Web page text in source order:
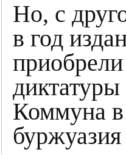
Но, с
в год
приобрели
Коммуна в